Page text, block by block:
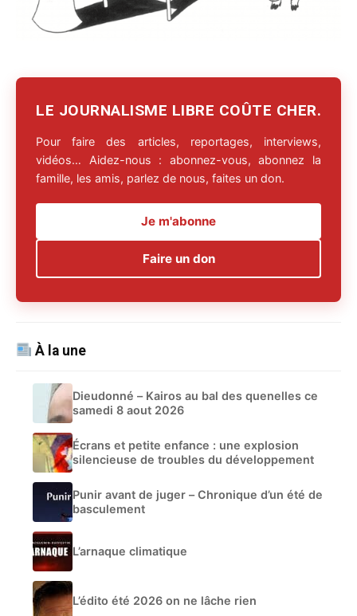
LE JOURNALISME LIBRE COÛTE CHER.
Pour faire des articles, reportages, interviews,
vidéos… Aidez-nous : abonnez-vous, abonnez la
famille, les amis, parlez de nous, faites un don.
Je m'abonne
Faire un don
À la une
Dieudonné – Kairos au bal des quenelles ce
samedi 8 aout 2026
Écrans et petite enfance : une explosion
silencieuse de troubles du développement
Punir avant de juger – Chronique d’un été de
basculement
L’arnaque climatique
L’édito été 2026 on ne lâche rien